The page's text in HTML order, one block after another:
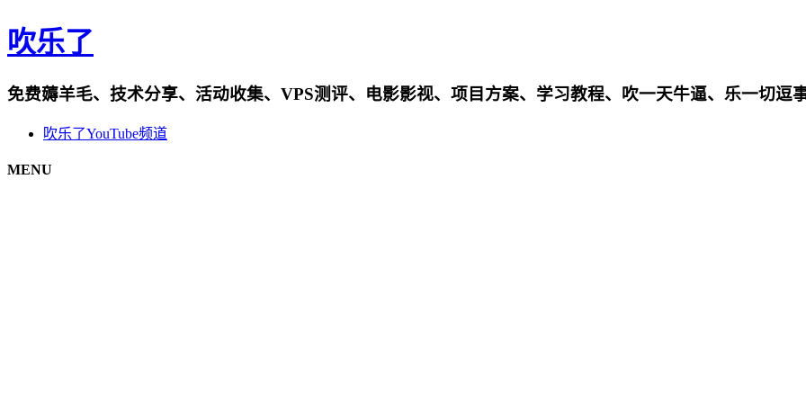
吹乐了
免费薅羊毛、技术分享、活动收集、VPS测评、电影影视、项目方案、学习教程、吹一天牛逼、乐一切逗
吹乐了YouTube频道
MENU